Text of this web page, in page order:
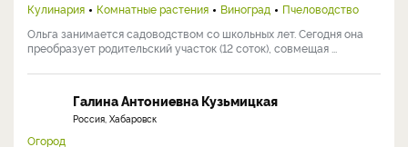
Кулинария
Комнатные растения Виноград
Пчеловодство
Ольга занимается садоводством со школьных лет. Сегодня она
преобразует родительский участок (12 соток), совмещая ...
Галина Антониевна Кузьмицкая
Россия, Хабаровск
Огород